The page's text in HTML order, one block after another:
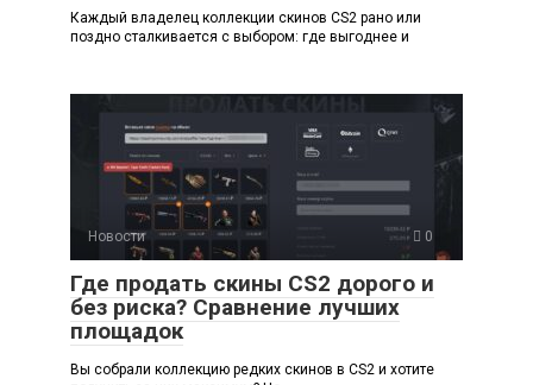
Каждый владелец коллекции скинов CS2 рано или
поздно сталкивается с выбором: где выгоднее и
Новости 0
Где продать скины CS2 дорого и
без риска? Сравнение лучших
площадок
Вы собрали коллекцию редких скинов в CS2 и хотите